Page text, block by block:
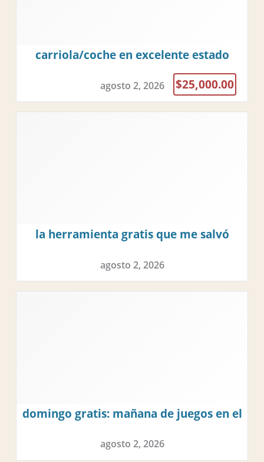
carriola/coche en excelente estado
agosto 2, 2026 $25,000.00
la herramienta gratis que me salvó
agosto 2, 2026
domingo gratis: mañana de juegos en el
agosto 2, 2026